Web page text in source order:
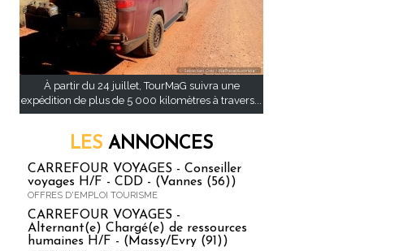
À partir du 24 juillet, TourMaG suivra une
expédition de plus de 5 000 kilomètres à travers...
LES ANNONCES
CARREFOUR VOYAGES - Conseiller
voyages H/F - CDD - (Vannes (56))
OFFRES D'EMPLOI TOURISME
CARREFOUR VOYAGES -
Alternant(e) Chargé(e) de ressources
humaines H/F - (Massy/Evry (91))